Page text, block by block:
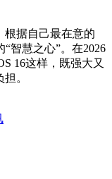
根据自己最在意的
智慧之心”。在2026
16这样，既强大又
。